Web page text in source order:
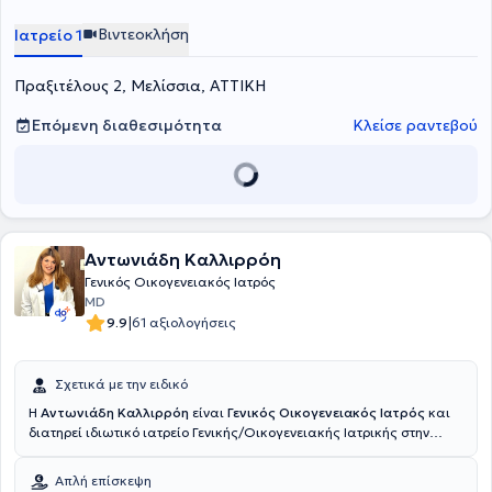
Ιατρείο 1 Βιντεοκλήση
Πραξιτέλους 2, Μελίσσια, ΑΤΤΙΚΗ
Επόμενη διαθεσιμότητα
Κλείσε ραντεβού
Αντωνιάδη Καλλιρρόη
Γενικός Οικογενειακός Ιατρός
MD
9.9|61 αξιολογήσεις
Σχετικά με την ειδικό
Η Αντωνιάδη Καλλιρρόη είναι Γενικός Οικογενειακός Ιατρός και
διατηρεί ιδιωτικό ιατρείο Γενικής/Οικογενειακής Ιατρικής στην
Σχολή του Εθνικού Καποδιστριακού Πανεπιστημίου Αθηνών,
Απλή επίσκεψη